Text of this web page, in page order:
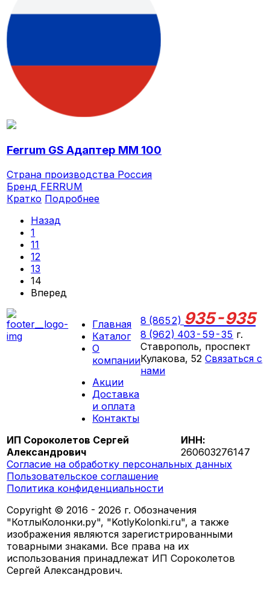
Ferrum GS Адаптер ММ 100
Страна производства Россия
Бренд FERRUM
Кратко Подробнее
Назад
1
11
12
13
14
Вперед
Главная
Каталог
О
компании
Акции
Доставка
и оплата
Контакты
8 (8652) 935-935
8 (962) 403-59-35 г.
Ставрополь, проспект
Кулакова, 52Связаться с
нами
ИП Сороколетов Сергей
Александрович
ИНН:
260603276147
Согласие на обработку персональных данных
Пользовательское соглашение
Политика конфиденциальности
Copyright © 2016 - 2026 г. Обозначения
"КотлыКолонки.ру", "KotlyKolonki.ru", а также
изображения являются зарегистрированными
товарными знаками. Все права на их
использования принадлежат ИП Сороколетов
Сергей Александрович.